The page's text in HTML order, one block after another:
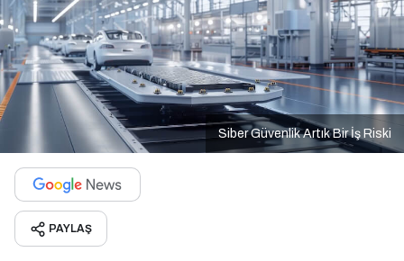
Siber Güvenlik Artık Bir İş Riski
PAYLAŞ